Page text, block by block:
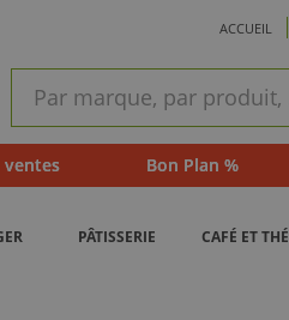
ACCUEIL
rapide
ventes Bon Plan %
PÂTISSERIE CAFÉ ET THÉ